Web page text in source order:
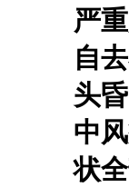
严
自
头
中
状